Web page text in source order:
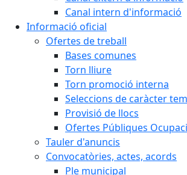
Canal intern d'informació
Informació oficial
Ofertes de treball
Bases comunes
Torn lliure
Torn promoció interna
Seleccions de caràcter
Provisió de llocs
Ofertes Públiques
Tauler d'anuncis
Convocatòries, actes, acords
Ple municipal